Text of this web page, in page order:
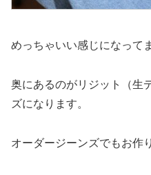
めっちゃいい感じになって
奥にあるのがリジット（生
ズになります。
オーダージーンズでもお作